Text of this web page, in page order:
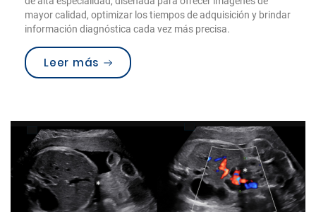
mayor calidad, optimizar los tiempos de adquisición y brindar
información diagnóstica cada vez más precisa.
Leer más “Más que un nuevo tomógrafo,